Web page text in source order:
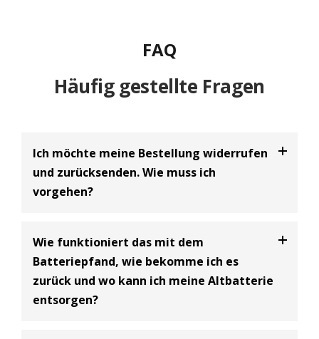
FAQ
Häufig gestellte Fragen
Ich möchte meine Bestellung widerrufen
und zurücksenden. Wie muss ich
vorgehen?
innerhalb von 30 Tagen zu widerrufen
zurückzusenden. Dabei handelt es sich um einen
freiwilligen Kundenservice der BIG Batterie-
Industrie-Germany GmbH und eine Ergänzung zum
Wie funktioniert das mit dem
Batteriepfand, wie bekomme ich es
zurück und wo kann ich meine Altbatterie
entsorgen?